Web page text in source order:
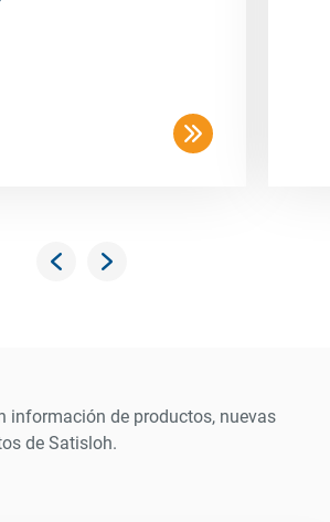
información de productos, nuevas
de Satisloh.